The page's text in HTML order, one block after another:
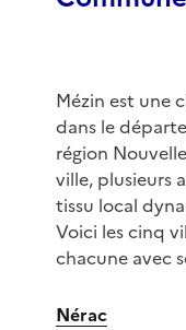
Mézin est une
dans le
région
ville, plusieurs
tissu local
Voici les cinq
chacune avec
Nérac